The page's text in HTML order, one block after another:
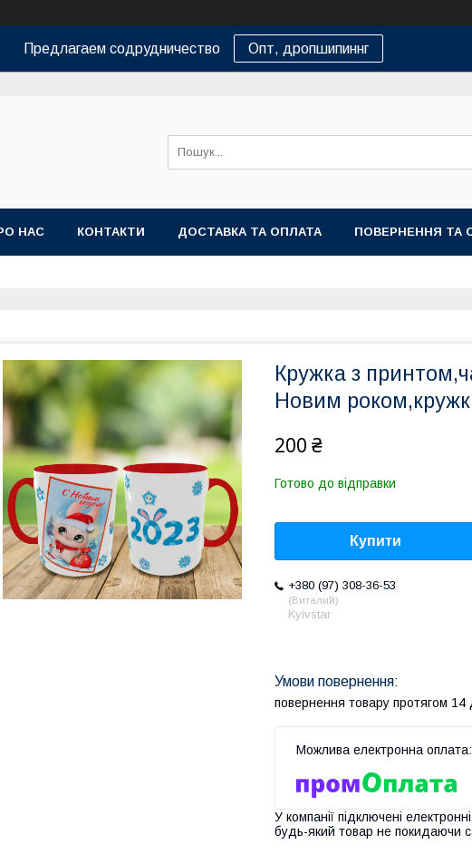
Предлагаем содрудничество Опт, дропшипиннг
НАС КОНТАКТИ ДОСТАВКА ТА ОПЛАТА ПОВЕРНЕННЯ ТА
Кружка з
Новим
200 ₴
Готово до відправки
Купити
+380 (97) 308-36-53
Виталий
Kyivstar
повернення товару протягом 14
У компанії підключені
будь-який товар не покидаючи